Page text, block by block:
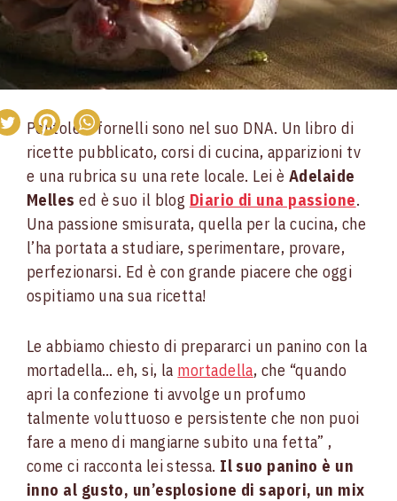
Pentole e fornelli sono nel suo DNA. Un libro di
ricette pubblicato, corsi di cucina, apparizioni tv
e una rubrica su una rete locale. Lei è Adelaide
Melles ed è suo il blog Diario di una passione.
Una passione smisurata, quella per la cucina, che
l’ha portata a studiare, sperimentare, provare,
perfezionarsi. Ed è con grande piacere che oggi
ospitiamo una sua ricetta!
Le abbiamo chiesto di prepararci un panino con la
mortadella… eh, si, la mortadella, che “quando
apri la confezione ti avvolge un profumo
talmente voluttuoso e persistente che non puoi
fare a meno di mangiarne subito una fetta” ,
come ci racconta lei stessa. Il suo panino è un
inno al gusto, un’esplosione di sapori, un mix